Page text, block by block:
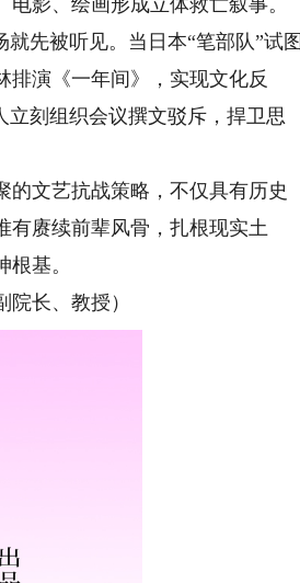
影、绘画形成立体救亡叙事。
先被听见。当日本“笔部队”试图
排演《一年间》，实现文化反
立刻组织会议撰文驳斥，捍卫思
文艺抗战策略，不仅具有历史
有赓续前辈风骨，扎根现实土
基。
长、教授）